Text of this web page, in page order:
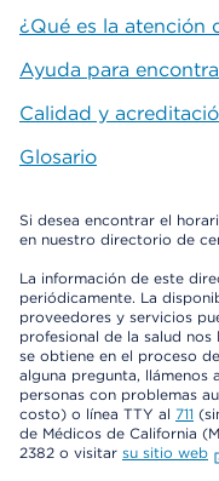
¿Qué es la atención
Ayuda para
Calidad y
Glosario
Si desea encontrar el
en nuestro directorio de
La información de este
periódicamente. La
proveedores y servicios
profesional de la salud
se obtiene en el proceso
alguna pregunta,
personas con problemas
costo) o línea TTY al 711
de Médicos de California
2382 o visitar su sitio web